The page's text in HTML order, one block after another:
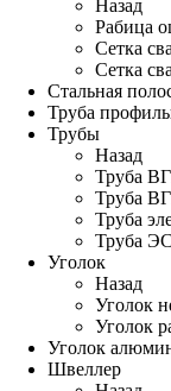
Назад
Рабица
Сетка
Сетка
Стальная
Труба
Трубы
Назад
Труба
Труба
Труба
Труба
Уголок
Назад
Уголок
Уголок
Уголок
Швеллер